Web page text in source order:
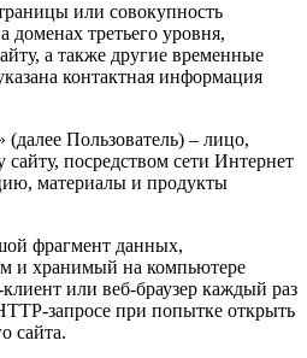
или совокупность
третьего уровня,
а также другие временные
контактная информация
(далее Пользователь) – лицо,
посредством сети Интернет
материалы и продукты
фрагмент данных,
и хранимый на компьютере
или веб-браузер каждый раз
запросе при попытке открыть
сайта.